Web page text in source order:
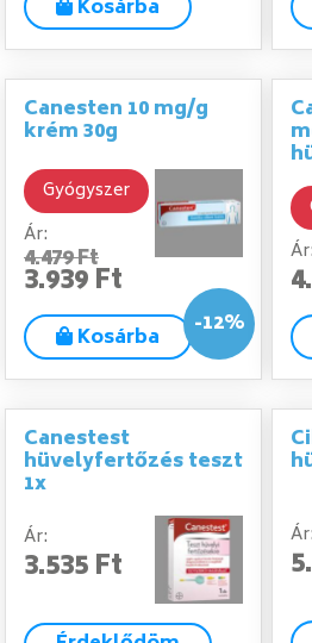
Kosárba
Canesten 10 mg/g
krém 30g
Gyógyszer
Ár:
4.479 Ft
3.939 Ft
Kosárba -12%
Ár:
Canestest
hüvelyfertőzés teszt
1x
Ár:
3.535 Ft
Ár: